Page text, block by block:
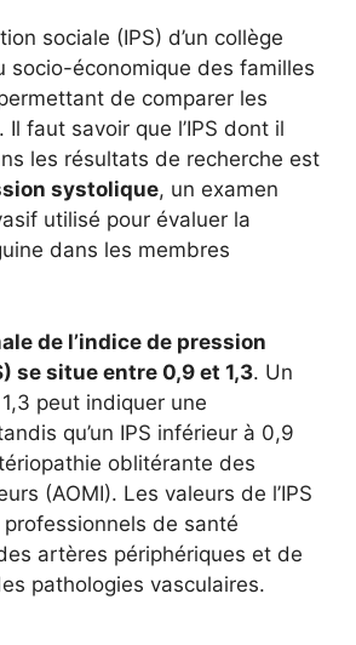
sociale (IPS) d’un collège
socio-économique des familles
de comparer les
faut savoir que l’IPS dont il
les résultats de recherche est
systolique, un examen
utilisé pour évaluer la
dans les membres
de l’indice de pression
se situe entre 0,9 et 1,3. Un
peut indiquer une
qu’un IPS inférieur à 0,9
oblitérante des
(AOMI). Les valeurs de l’IPS
de santé
des artères périphériques et de
pathologies vasculaires.